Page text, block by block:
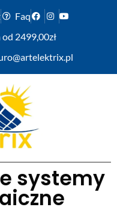
Faq
2499,00zł
systemy